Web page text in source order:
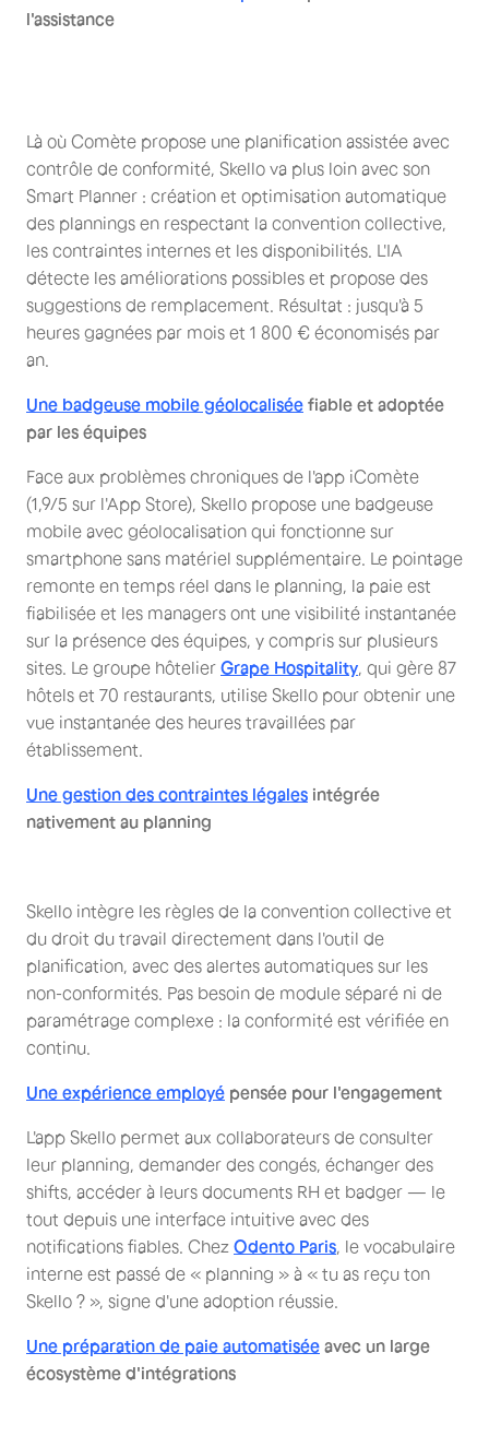
l'assistance
Là où Comète propose une planification assistée avec
contrôle de conformité, Skello va plus loin avec son
Smart Planner : création et optimisation automatique
des plannings en respectant la convention collective,
les contraintes internes et les disponibilités. L'IA
détecte les améliorations possibles et propose des
suggestions de remplacement. Résultat : jusqu'à 5
heures gagnées par mois et 1 800 € économisés par
an.
Une badgeuse mobile géolocalisée fiable et adoptée
par les équipes
Face aux problèmes chroniques de l'app iComète
(1,9/5 sur l'App Store), Skello propose une badgeuse
mobile avec géolocalisation qui fonctionne sur
smartphone sans matériel supplémentaire. Le pointage
remonte en temps réel dans le planning, la paie est
fiabilisée et les managers ont une visibilité instantanée
sur la présence des équipes, y compris sur plusieurs
sites. Le groupe hôtelier Grape Hospitality , qui gère 87
hôtels et 70 restaurants, utilise Skello pour obtenir une
vue instantanée des heures travaillées par
établissement.
Une gestion des contraintes légales intégrée
nativement au planning
Skello intègre les règles de la convention collective et
du droit du travail directement dans l'outil de
planification, avec des alertes automatiques sur les
non-conformités. Pas besoin de module séparé ni de
paramétrage complexe : la conformité est vérifiée en
continu.
Une expérience employé pensée pour l'engagement
L'app Skello permet aux collaborateurs de consulter
leur planning, demander des congés, échanger des
shifts, accéder à leurs documents RH et badger — le
tout depuis une interface intuitive avec des
notifications fiables. Chez Odento Paris , le vocabulaire
interne est passé de « planning » à « tu as reçu ton
Skello ? », signe d'une adoption réussie.
Une préparation de paie automatisée avec un large
écosystème d'intégrations